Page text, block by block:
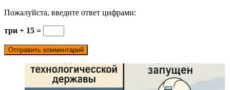
Пожалуйста, введите ответ цифрами:
три + 15 =